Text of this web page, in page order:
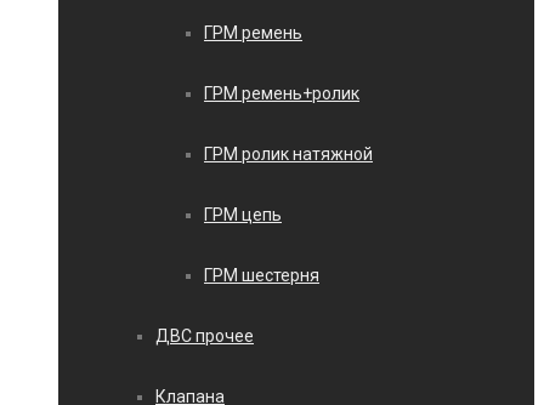
ГРМ ремень
ГРМ ремень+ролик
ГРМ ролик натяжной
ГРМ цепь
ГРМ шестерня
ДВС прочее
Клапана